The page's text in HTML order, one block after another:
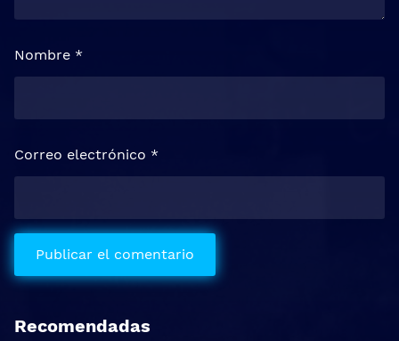
Nombre *
Correo electrónico *
Recomendadas